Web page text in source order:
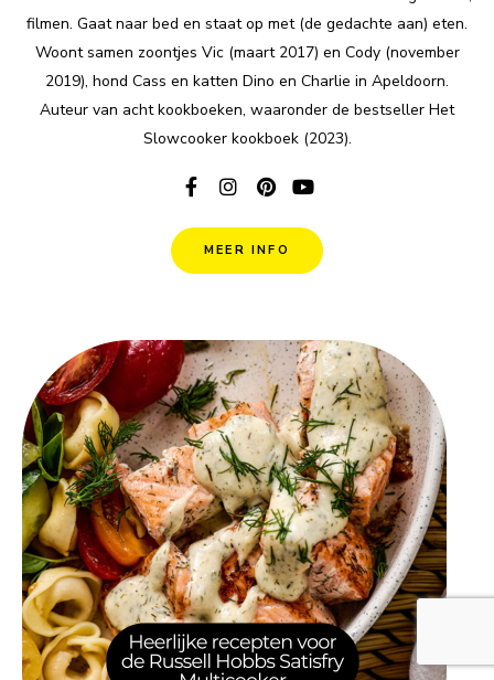
filmen. Gaat naar bed en staat op met (de gedachte aan) eten.
Woont samen zoontjes Vic (maart 2017) en Cody (november
2019), hond Cass en katten Dino en Charlie in Apeldoorn.
Auteur van acht kookboeken, waaronder de bestseller Het
Slowcooker kookboek (2023).
MEER INFO